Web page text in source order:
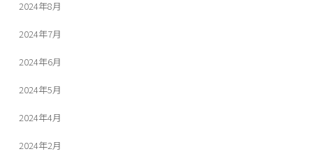
2024年8月
2024年7月
2024年6月
2024年5月
2024年4月
2024年2月